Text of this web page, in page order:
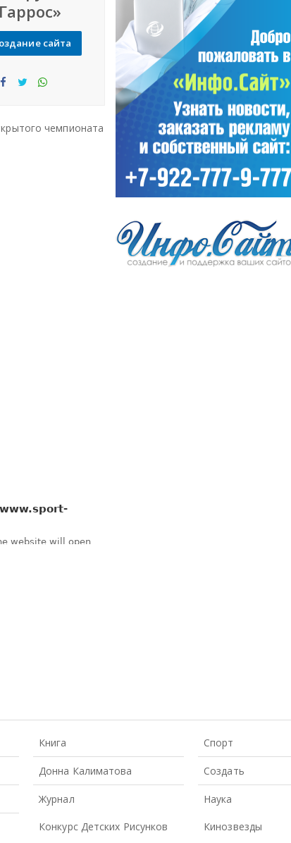
Книга
Донна Калиматова
Журнал
Конкурс Детских Рисунков
Спорт
Создать
Наука
Кинозвезды